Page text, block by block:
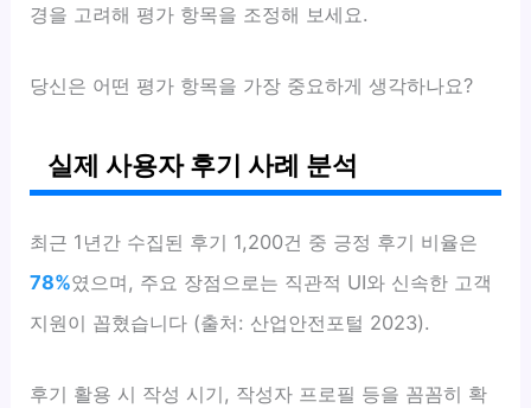
경을 고려해 평가 항목을 조정해 보세요.
당신은 어떤 평가 항목을 가장 중요하게 생각하나요?
실제 사용자 후기 사례 분석
최근 1년간 수집된 후기 1,200건 중 긍정 후기 비율은
78%였으며, 주요 장점으로는 직관적 UI와 신속한 고객
지원이 꼽혔습니다 (출처: 산업안전포털 2023).
후기 활용 시 작성 시기, 작성자 프로필 등을 꼼꼼히 확